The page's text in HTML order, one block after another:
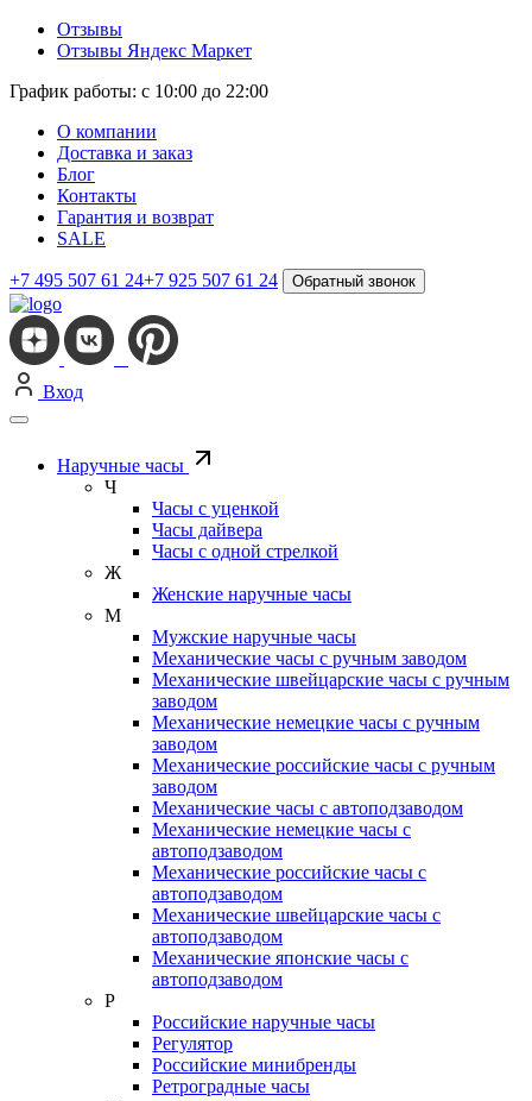
Отзывы
Отзывы Яндекс Маркет
График работы: с 10:00 до 22:00
О компании
Доставка и заказ
Блог
Контакты
Гарантия и возврат
SALE
+7 495 507 61 24+7 925 507 61 24 Обратный звонок
Вход
Наручные часы
Ч
Часы с уценкой
Часы дайвера
Часы с одной стрелкой
Ж
Женские наручные часы
М
Мужские наручные часы
Механические часы с ручным заводом
Механические швейцарские часы с ручным
заводом
Механические немецкие часы с ручным
заводом
Механические российские часы с ручным
заводом
Механические часы с автоподзаводом
Механические немецкие часы с
автоподзаводом
Механические российские часы с
автоподзаводом
Механические швейцарские часы с
автоподзаводом
Механические японские часы с
автоподзаводом
Р
Российские наручные часы
Регулятор
Российские минибренды
Ретроградные часы